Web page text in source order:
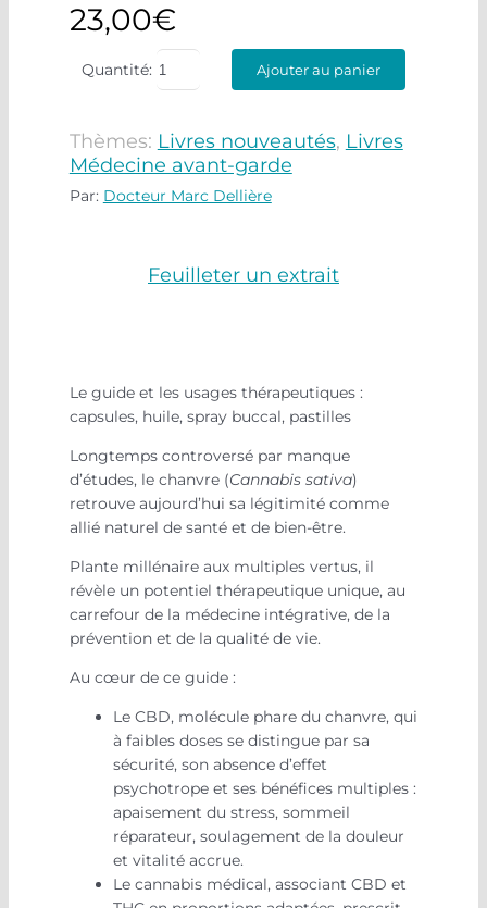
23,00€
Quantité: Ajouter au panier
Thèmes: Livres nouveautés, Livres
Médecine avant-garde
Par: Docteur Marc Dellière
Feuilleter un extrait
Le guide et les usages thérapeutiques :
capsules, huile, spray buccal, pastilles
Longtemps controversé par manque
d’études, le chanvre (Cannabis sativa)
retrouve aujourd’hui sa légitimité comme
allié naturel de santé et de bien-être.
Plante millénaire aux multiples vertus, il
révèle un potentiel thérapeutique unique, au
carrefour de la médecine intégrative, de la
prévention et de la qualité de vie.
Au cœur de ce guide :
Le CBD, molécule phare du chanvre, qui
à faibles doses se distingue par sa
sécurité, son absence d’effet
psychotrope et ses bénéfices multiples :
apaisement du stress, sommeil
réparateur, soulagement de la douleur
et vitalité accrue.
Le cannabis médical, associant CBD et